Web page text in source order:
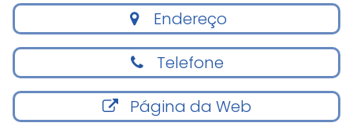
Endereço
Telefone
Página da Web